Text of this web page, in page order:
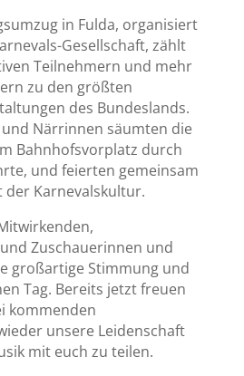
in Fulda, organisiert
Gesellschaft, zählt
Teilnehmern und mehr
zu den größten
des Bundeslands.
Närrinnen säumten die
Bahnhofsvorplatz durch
und feierten gemeinsam
der Karnevalskultur.
Zuschauerinnen und
großartige Stimmung und
Tag. Bereits jetzt freuen
kommenden
unsere Leidenschaft
mit euch zu teilen.